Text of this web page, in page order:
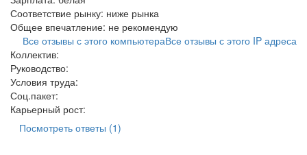
Соответствие рынку: ниже рынка
Общее впечатление: не рекомендую
Все отзывы с этого IP адреса
Все отзывы с этого компьютера
Коллектив:
Руководство:
Условия труда:
Соц.пакет:
Карьерный рост:
Посмотреть ответы (1)